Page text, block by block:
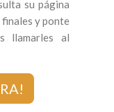
su página
y ponte
llamarles al